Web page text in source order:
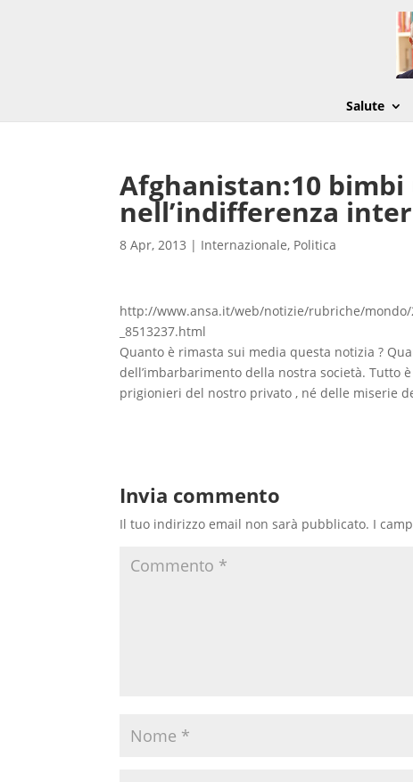
Salute
Afghanistan:10 bimbi
nell’indifferenza
8 Apr, 2013 | Internazionale, Politica
http://www.ansa.it/web/notizie/rubriche/
_8513237.html
Quanto è rimasta sui media questa notizia ?
dell’imbarbarimento della nostra società. Tutto
prigionieri del nostro privato , né delle miserie
Invia commento
Il tuo indirizzo email non sarà pubblicato. I